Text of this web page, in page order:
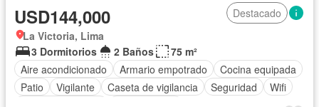
USD144,000
Destacado
La Victoria, Lima
3 Dormitorios
2 Baños
75 m²
Aire acondicionado
Armario empotrado
Cocina equipada
Patio
Vigilante Caseta de vigilancia Seguridad
Wifi